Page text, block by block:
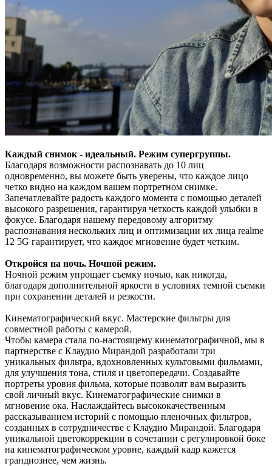
Каждый снимок - идеальный. Режим супергруппы.
Благодаря возможности распознавать до 10 лиц
одновременно, вы можете быть уверены, что каждое лицо
четко видно на каждом вашем портретном снимке.
Запечатлевайте радость каждого момента с помощью деталей
высокого разрешения, гарантируя четкость каждой улыбки в
фокусе. Благодаря нашему передовому алгоритму
распознавания нескольких лиц и оптимизации их лица realme
12 5G гарантирует, что каждое мгновение будет четким.
Откройся на ночь. Ночной режим.
Ночной режим упрощает съемку ночью, как никогда,
благодаря дополнительной яркости в условиях темной съемки
при сохранении деталей и резкости.
Кинематографический вкус. Мастерские фильтры для
совместной работы с камерой.
Чтобы камера стала по-настоящему кинематографичной, мы в
партнерстве с Клаудио Мирандой разработали три
уникальных фильтра, вдохновленных культовыми фильмами,
для улучшения тона, стиля и цветопередачи. Создавайте
портреты уровня фильма, которые позволят вам выразить
свой личный вкус. Кинематографические снимки в
мгновение ока. Наслаждайтесь высококачественным
рассказыванием историй с помощью пленочных фильтров,
созданных в сотрудничестве с Клаудио Мирандой. Благодаря
уникальной цветокоррекции в сочетании с регулировкой боке
на кинематографическом уровне, каждый кадр кажется
грандиознее, чем жизнь.